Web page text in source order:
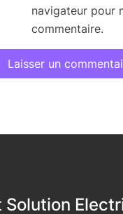
navigateur pour
commentaire.
Solution